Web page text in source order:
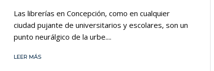
Las librerías en Concepción, como en cualquier
ciudad pujante de universitarios y escolares, son un
punto neurálgico de la urbe....
LEER MÁS